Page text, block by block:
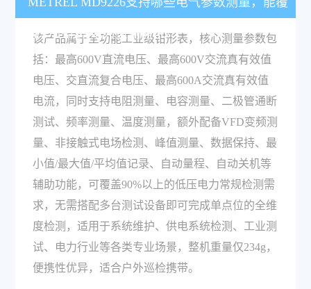
盖多少常规电力检测需求？
该产品属于全功能工业级钳形表，核心测量参数包
括：最高600V直流电压、最高600V交流真有效值
电压、交直流复合电压、最高600A交流真有效值
电流，同时支持电阻测量、电容测量、二极管通断
测试、频率测量、温度测量，额外配备VFD变频测
量、非接触式电场检测、峰值测量、数据保持、最
小值/最大值/平均值记录、自动量程、自动关机等
辅助功能，可覆盖90%以上的低压电力常规检测需
求，无需搭配多台测试设备即可完成单点位的全维
度检测，适用于系统维护、供电系统检测、工业测
试、电力行业等各类专业场景，整机重量仅234g，
便携性优异，适合户外巡检携带。